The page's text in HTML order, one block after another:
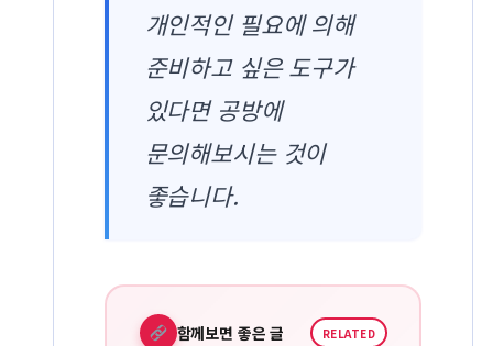
개인적인 필요에 의해
준비하고 싶은 도구가
있다면 공방에
문의해보시는 것이
좋습니다.
함께보면 좋은 글 RELATED